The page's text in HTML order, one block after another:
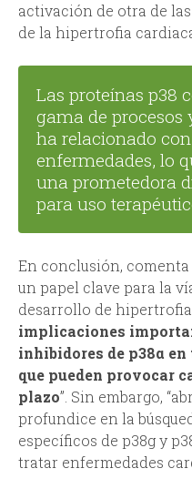
activación de otra de
de la hipertrofia
Las proteínas p38
gama de procesos
ha relacionado
enfermedades, lo
una prometedora
para uso
En conclusión,
un papel clave para la
desarrollo de hipertrofia
implicaciones
inhibidores de p38α
que pueden provocar
plazo”. Sin embargo,
profundice en la
específicos de p38g y
tratar enfermedades